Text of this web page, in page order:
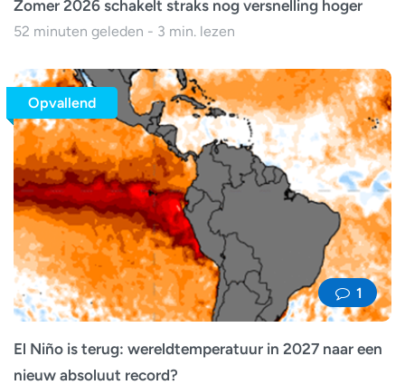
Zomer 2026 schakelt straks nog versnelling hoger
52 minuten geleden - 3 min. lezen
1
Opvallend
El Niño is terug: wereldtemperatuur in 2027 naar een
nieuw absoluut record?